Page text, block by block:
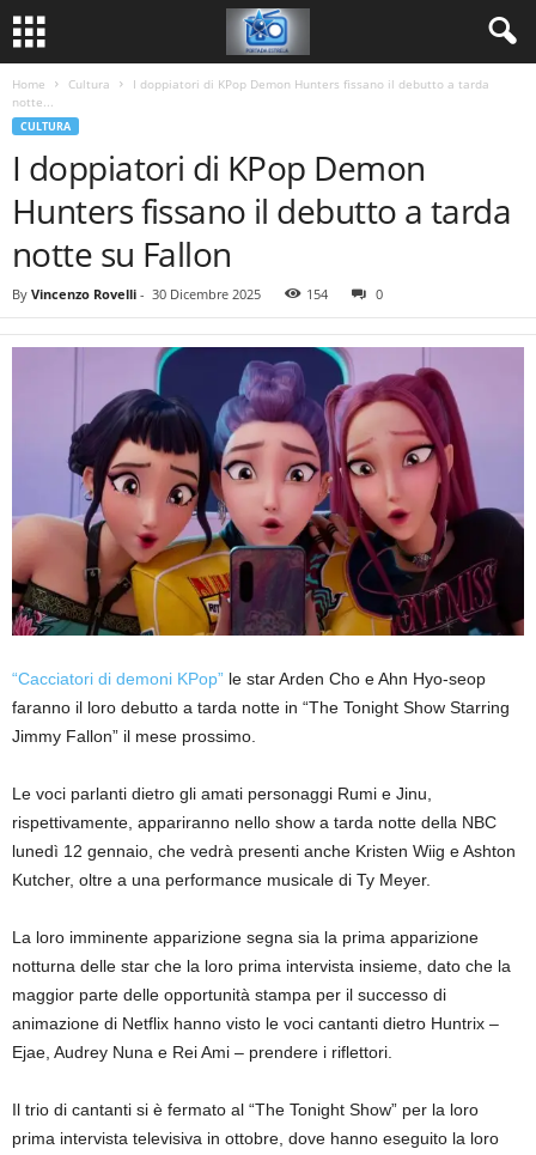
Home Cultura
I doppiatori di KPop Demon Hunters fissano il debutto a tarda
notte...
CULTURA
I doppiatori di KPop Demon
Hunters fissano il debutto a tarda
notte su Fallon
By Vincenzo Rovelli - 30 Dicembre 2025 154 0
“Cacciatori di demoni KPop” le star Arden Cho e Ahn Hyo-seop
faranno il loro debutto a tarda notte in “The Tonight Show Starring
Jimmy Fallon” il mese prossimo.
Le voci parlanti dietro gli amati personaggi Rumi e Jinu,
rispettivamente, appariranno nello show a tarda notte della NBC
lunedì 12 gennaio, che vedrà presenti anche Kristen Wiig e Ashton
Kutcher, oltre a una performance musicale di Ty Meyer.
La loro imminente apparizione segna sia la prima apparizione
notturna delle star che la loro prima intervista insieme, dato che la
maggior parte delle opportunità stampa per il successo di
animazione di Netflix hanno visto le voci cantanti dietro Huntrix –
Ejae, Audrey Nuna e Rei Ami – prendere i riflettori.
Il trio di cantanti si è fermato al “The Tonight Show” per la loro
prima intervista televisiva in ottobre, dove hanno eseguito la loro